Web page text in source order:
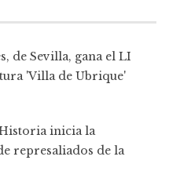
de Sevilla, gana el LI
'Villa de Ubrique'
inicia la
represaliados de la